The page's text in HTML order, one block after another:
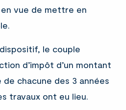
vue de mettre en
le couple
d’impôt d’un montant
chacune des 3 années
travaux ont eu lieu.